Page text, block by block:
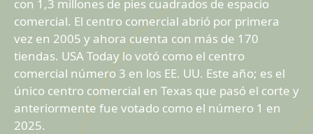
con 1,3 millones de pies cuadrados de espacio
comercial. El centro comercial abrió por primera
vez en 2005 y ahora cuenta con más de 170
tiendas. USA Today lo votó como el centro
comercial número 3 en los EE. UU. Este año; es el
único centro comercial en Texas que pasó el corte y
anteriormente fue votado como el número 1 en
2025.